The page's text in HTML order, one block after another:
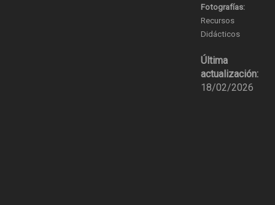
Fotografías:
Recursos
Didácticos
Última
actualización:
18/02/2026